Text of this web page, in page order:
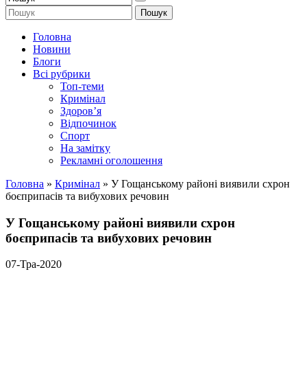
Головна
Новини
Блоги
Всі рубрики
Топ-теми
Кримінал
Здоров’я
Відпочинок
Спорт
На замітку
Рекламні оголошення
Головна » Кримінал » У Гощанському районі виявили схрон
боєприпасів та вибухових речовин
У Гощанському районі виявили схрон
боєприпасів та вибухових речовин
07-Тра-2020